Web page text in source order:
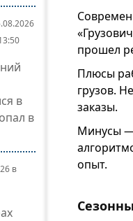
в
в
в
прошел
Плюсы
грузов.
заказы.
Минусы —
опыт.